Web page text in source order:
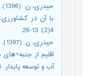
با آن در
4(2): 13-26.
اقلیم از
آب و توسعه پایدار. 5(1): 45-54.